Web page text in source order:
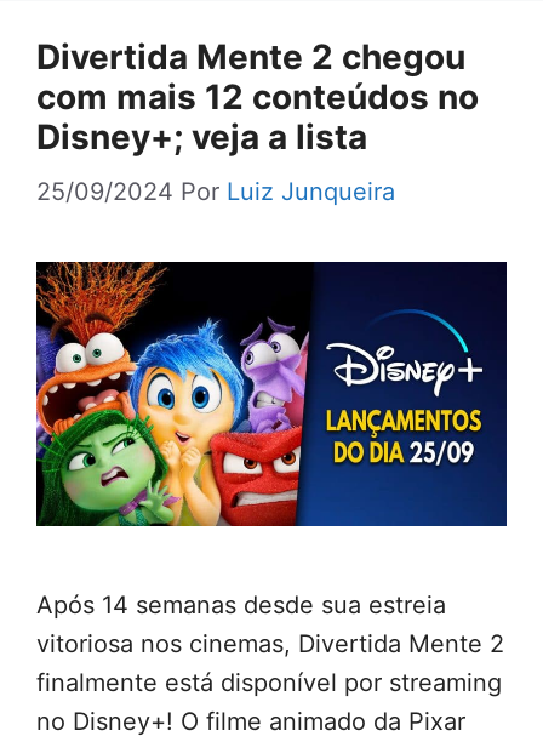
Divertida Mente 2 chegou
com mais 12 conteúdos no
Disney+; veja a lista
25/09/2024 Por Luiz Junqueira
Após 14 semanas desde sua estreia
vitoriosa nos cinemas, Divertida Mente 2
finalmente está disponível por streaming
no Disney+! O filme animado da Pixar